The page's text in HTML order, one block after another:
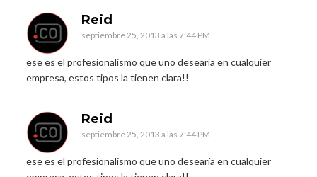
Reid
septiembre 25, 2013 a las 7:44 PM
ese es el profesionalismo que uno desearía en cualquier
empresa, estos tipos la tienen clara!!
Reid
septiembre 25, 2013 a las 7:44 PM
ese es el profesionalismo que uno desearía en cualquier